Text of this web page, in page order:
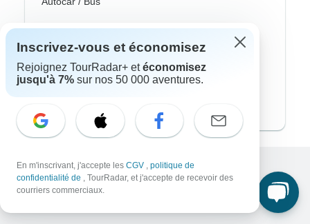
Train Et Rail
Plage
Famille
Excellent
Inscrivez-vous et économisez
Rejoignez TourRadar+ etéconomisez
jusqu'à 7% sur nos 50 000 aventures.
En m'inscrivant, j'accepte les CGV , politique de
confidentialité de , TourRadar, et j'accepte de recevoir des
courriers commerciaux.